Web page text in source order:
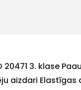
20471 3. klase
aizdari Elastīgas